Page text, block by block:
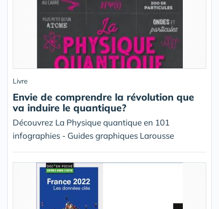
Livre
Envie de comprendre la révolution que
va induire le quantique?
Découvrez La Physique quantique en 101
infographies - Guides graphiques Larousse